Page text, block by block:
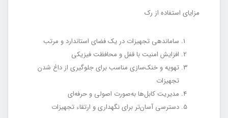
مزایای استفاده از رک
ساماندهی تجهیزات در یک فضای استاندارد و مرتب
افزایش امنیت با قفل و محافظت فیزیکی
تهویه و خنک‌سازی مناسب برای جلوگیری از داغ شدن
تجهیزات
مدیریت کابل‌ها به‌صورت اصولی و حرفه‌ای
دسترسی آسان‌تر برای نگهداری و ارتقاء تجهیزات